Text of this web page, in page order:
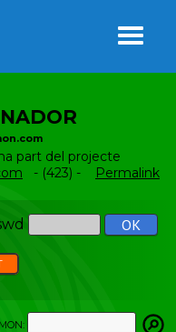
part del projecte
- (423) -
Permalink